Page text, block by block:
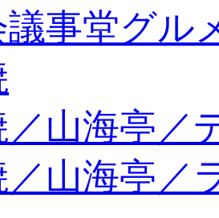
事堂グル
山海亭／
山海亭／